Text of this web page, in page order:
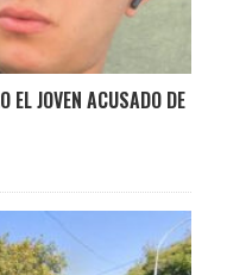
EL JOVEN ACUSADO DE